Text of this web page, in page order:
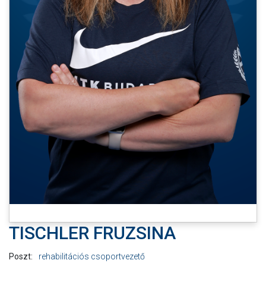
GALÉRIA
SZURKOLÓI ÉLMÉNYEK
AKKREDITÁCIÓ
TISCHLER FRUZSINA
Poszt: rehabilitációs csoportvezető